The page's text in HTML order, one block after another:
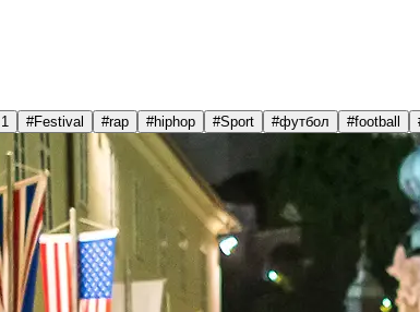
#Festival #rap #hiphop #Sport #футбол #football